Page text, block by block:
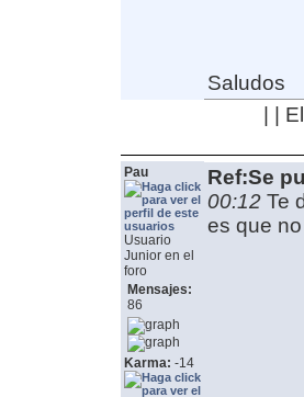
Saludos
| |
Pau
Usuario
Junior en el
foro
Mensajes:
86
Karma: -14
Ref:Se
00:12 Te
es que